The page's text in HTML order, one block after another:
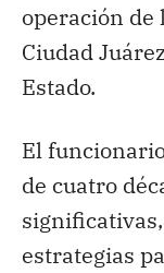
operación de
Ciudad
Estado.
El
de cuatro
estrategias